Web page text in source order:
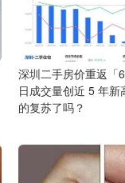
深圳二手房价重返「
日成交量创近 5 年新
的复苏了吗？